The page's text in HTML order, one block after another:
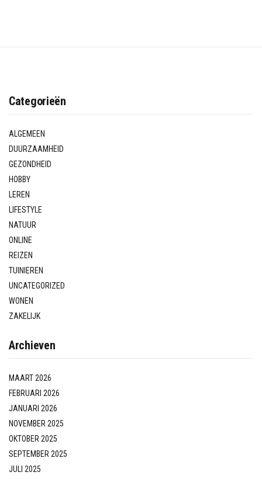
Categorieën
ALGEMEEN
DUURZAAMHEID
GEZONDHEID
HOBBY
LEREN
LIFESTYLE
NATUUR
ONLINE
REIZEN
TUINIEREN
UNCATEGORIZED
WONEN
ZAKELIJK
Archieven
MAART 2026
FEBRUARI 2026
JANUARI 2026
NOVEMBER 2025
OKTOBER 2025
SEPTEMBER 2025
JULI 2025